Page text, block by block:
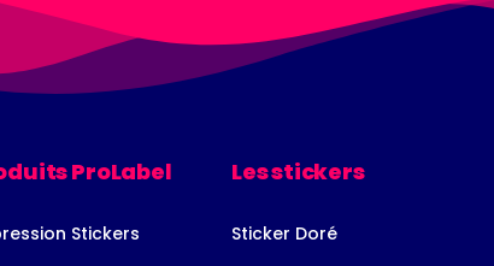
ProLabel
Stickers
Les stickers
Sticker Doré